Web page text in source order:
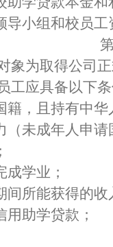
导小组和校员
象为取得公司
工应具备以下条
籍，且持有中
（未成年人申
成学业；
间所能获得的
用助学贷款；